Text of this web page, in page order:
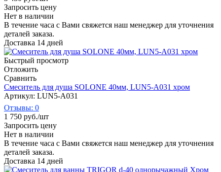
Запросить цену
Нет в наличии
В течение часа с Вами свяжется наш менеджер для уточнения
деталей заказа.
Доставка 14 дней
Быстрый просмотр
Отложить
Сравнить
Смеситель для душа SOLONE 40мм, LUN5-A031 хром
Артикул: LUN5-A031
Отзывы: 0
1 750 руб./шт
Запросить цену
Нет в наличии
В течение часа с Вами свяжется наш менеджер для уточнения
деталей заказа.
Доставка 14 дней